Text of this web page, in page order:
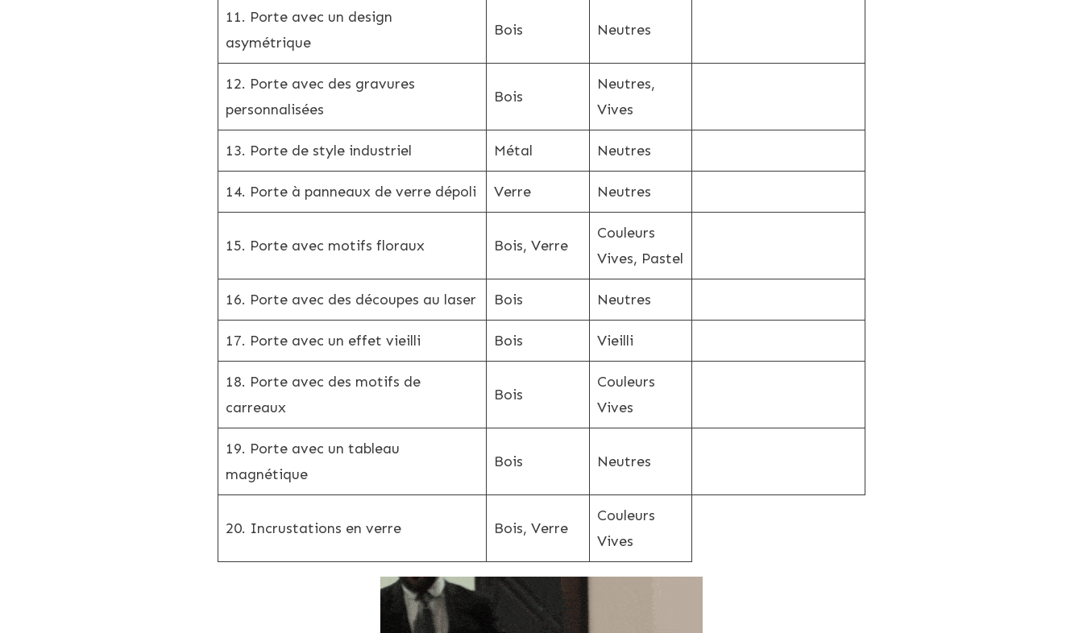
11. Porte avec un design
asymétrique
Bois Neutres
12. Porte avec des gravures
personnalisées
Bois
Neutres,
Vives
13. Porte de style industriel Métal Neutres
14. Porte à panneaux de verre dépoli Verre Neutres
15. Porte avec motifs floraux Bois, Verre
Couleurs
Vives, Pastel
16. Porte avec des découpes au laser Bois Neutres
17. Porte avec un effet vieilli Bois Vieilli
18. Porte avec des motifs de
carreaux
Bois
Couleurs
Vives
19. Porte avec un tableau
magnétique
Bois Neutres
20. Incrustations en verre Bois, Verre
Couleurs
Vives